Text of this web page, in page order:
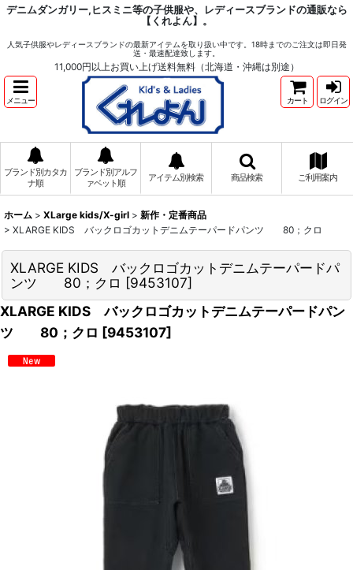
デニムダンガリー,ヒスミニ等の子供服や、レディースブランドの通販なら
【くれよん】。
人気子供服やレディースブランドの最新アイテムを取り扱い中です。18時までのご注文は即日発
送・最速配達致します。
11,000円以上お買い上げ送料無料（北海道・沖縄は別途）
メニュー カート ログイン
ブランド別カタカ
ナ順
ブランド別アルフ
ァベット順
アイテム別検索 商品検索 ご利用案内
ホーム > XLarge kids/X-girl > 新作・定番商品
> XLARGE KIDS バックロゴカットデニムテーパードパンツ 80；クロ
XLARGE KIDS バックロゴカットデニムテーパードパ
ンツ 80；クロ [9453107]
XLARGE KIDS バックロゴカットデニムテーパードパン
ツ 80；クロ [9453107]